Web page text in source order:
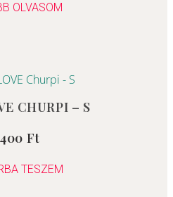
OLVASOM
CHURPI – S
Ft
TESZEM